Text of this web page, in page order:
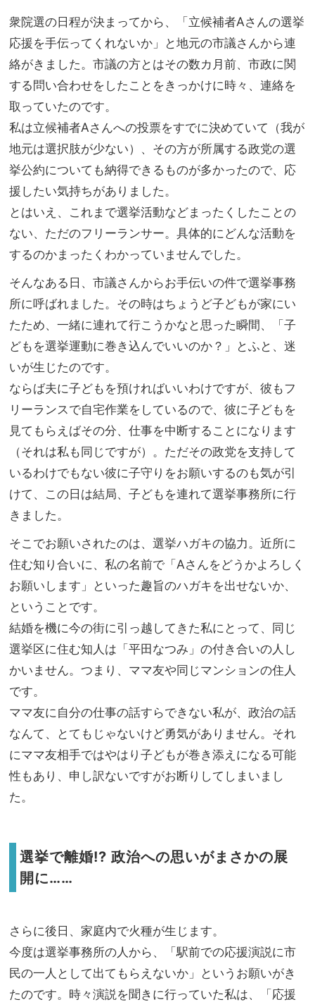
衆院選の日程が決まってから、「立候補者Aさんの選挙
応援を手伝ってくれないか」と地元の市議さんから連
絡がきました。市議の方とはその数カ月前、市政に関
する問い合わせをしたことをきっかけに時々、連絡を
取っていたのです。
私は立候補者Aさんへの投票をすでに決めていて（我が
地元は選択肢が少ない）、その方が所属する政党の選
挙公約についても納得できるものが多かったので、応
援したい気持ちがありました。
とはいえ、これまで選挙活動などまったくしたことの
ない、ただのフリーランサー。具体的にどんな活動を
するのかまったくわかっていませんでした。
そんなある日、市議さんからお手伝いの件で選挙事務
所に呼ばれました。その時はちょうど子どもが家にい
たため、一緒に連れて行こうかなと思った瞬間、「子
どもを選挙運動に巻き込んでいいのか？」とふと、迷
いが生じたのです。
ならば夫に子どもを預ければいいわけですが、彼もフ
リーランスで自宅作業をしているので、彼に子どもを
見てもらえばその分、仕事を中断することになります
（それは私も同じですが）。ただその政党を支持して
いるわけでもない彼に子守りをお願いするのも気が引
けて、この日は結局、子どもを連れて選挙事務所に行
きました。
そこでお願いされたのは、選挙ハガキの協力。近所に
住む知り合いに、私の名前で「Aさんをどうかよろしく
お願いします」といった趣旨のハガキを出せないか、
ということです。
結婚を機に今の街に引っ越してきた私にとって、同じ
選挙区に住む知人は「平田なつみ」の付き合いの人し
かいません。つまり、ママ友や同じマンションの住人
です。
ママ友に自分の仕事の話すらできない私が、政治の話
なんて、とてもじゃないけど勇気がありません。それ
にママ友相手ではやはり子どもが巻き添えになる可能
性もあり、申し訳ないですがお断りしてしまいまし
た。
選挙で離婚!? 政治への思いがまさかの展
開に……
さらに後日、家庭内で火種が生じます。
今度は選挙事務所の人から、「駅前での応援演説に市
民の一人として出てもらえないか」というお願いがき
たのです。時々演説を聞きに行っていた私は、「応援